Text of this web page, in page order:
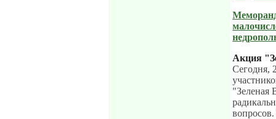
Акция
Сегодня,
"Зеленая
вопросов.